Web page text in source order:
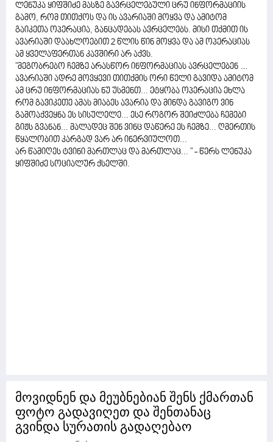
ლენუკა ყიფშიძე მასზე გავრცელებული ცრუ ინფორმაციის
გამო, რომ თითქოს და ის ავარიაში მოყვა და ამიტომ
გაიკეთა ოპერაცია, განცადებას ავრცელებს. მისი თქმით ის
ავარიაში დაახლოებით 2 წლის წინ მოყვა და ამ ოპერაციას
ამ ყველაფერთან კავშირი არ აქვს.
"მეგობრებო ჩემზე არასწორ ინფორმაციას ავრცელებენ …
ავარიაში ადრე მოვყევი თითქმის ორი წელი გავიდა ამიტომ
ამ ცრუ ინფორმაციას ნუ უსმენთ... ეტყობა ოპერაცია ეხლა
რომ გავიკეთე ამას მიაბეს ავარია და მინდა გავიგო ვინ
გამოაქვეყნა ეს სისულელე... ესე როგორ შეიძლება ჩემები
გიჟს გვანან... მალადეც შენ ვინც დაწერე ეს ჩემზე... ღმერთის
წყალობით კარგად ვარ არ ინერვიულოთ...
არ წამიღეს ტვინი მართლაც და მართლაც... " - წერს ლენუკა
ყიფშიძე სოციალურ ქსელში.
მოვიდნენ და მეუბნებიან შენს ქმართან
ფოტო გადავიღეთ და შენთანაც
გვინდა სურათის გადაღებაო